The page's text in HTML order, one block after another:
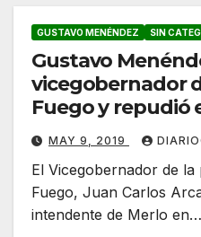
GUSTAVO MENÉNDEZ SIN
Gustavo
vicegobernador
Fuego y repudió
Gran Bretaña
MAY 9, 2019
El Vicegobernador de
Fuego, Juan Carlos
intendente de Merlo en…